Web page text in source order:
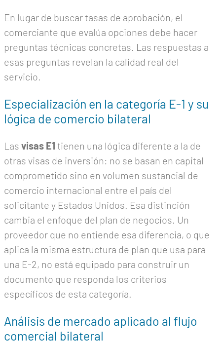
En lugar de buscar tasas de aprobación, el
comerciante que evalúa opciones debe hacer
preguntas técnicas concretas. Las respuestas a
esas preguntas revelan la calidad real del
servicio.
Especialización en la categoría E-1 y su
lógica de comercio bilateral
Las visas E1 tienen una lógica diferente a la de
otras visas de inversión: no se basan en capital
comprometido sino en volumen sustancial de
comercio internacional entre el país del
solicitante y Estados Unidos. Esa distinción
cambia el enfoque del plan de negocios. Un
proveedor que no entiende esa diferencia, o que
aplica la misma estructura de plan que usa para
una E-2, no está equipado para construir un
documento que responda los criterios
específicos de esta categoría.
Análisis de mercado aplicado al flujo
comercial bilateral